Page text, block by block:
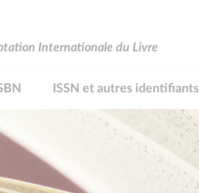
Internationale du Livre
ISSN et autres identifiants